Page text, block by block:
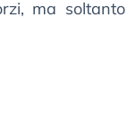
ma soltanto